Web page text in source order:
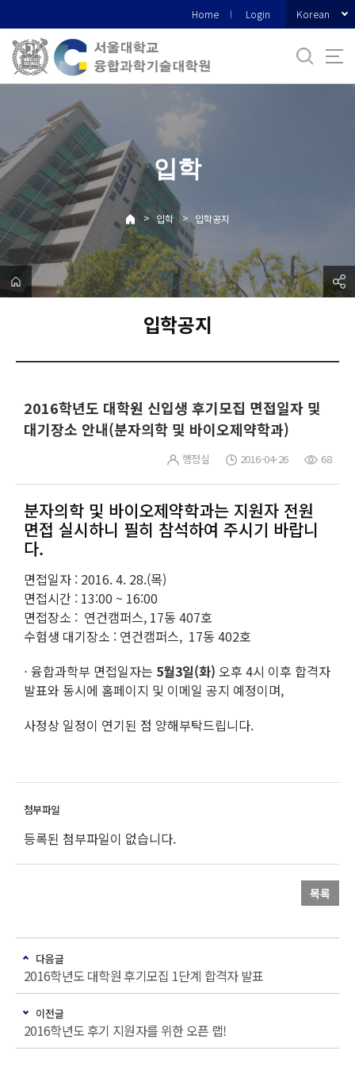
로
메
Home Login Korean
입학
> 입학 > 입학공지
입학공지
2016학년도 대학원 신입생 후기모집 면접일자 및
대기장소 안내(분자의학 및 바이오제약학과)
행정실 2016-04-26 68
분자의학 및 바이오제약학과는 지원자 전원
면접 실시하니 필히 참석하여 주시기 바랍니
다.
면접일자 : 2016. 4. 28.(목)
면접시간 : 13:00 ~ 16:00
면접장소 : 연건캠퍼스, 17동 407호
수험생 대기장소 : 연건캠퍼스, 17동 402호
⋅ 융합과학부 면접일자는 5월3일(화) 오후 4시 이후 합격자
발표와 동시에 홈페이지 및 이메일 공지 예정이며,
사정상 일정이 연기된 점 양해부탁드립니다.
등록된 첨부파일이 없습니다.
목록
다음글
2016학년도 대학원 후기모집 1단계 합격자 발표
이전글
2016학년도 후기 지원자를 위한 오픈 랩!